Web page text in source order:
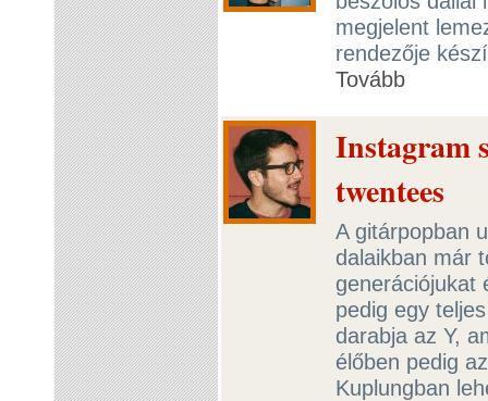
megjelent
rendezője
Tovább
Instagram
twentees
A gitárpopban
dalaikban már
generációjukat
pedig egy
darabja az Y,
élőben pedig
Kuplungban